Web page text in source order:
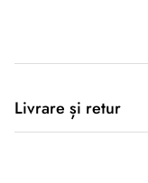
Livrare și retur